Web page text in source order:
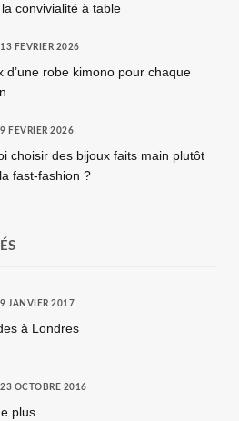
convivialité à table
13 FÉVRIER 2026
d’une robe kimono pour chaque
9 FÉVRIER 2026
choisir des bijoux faits main plutôt
fast-fashion ?
9 JANVIER 2017
à Londres
23 OCTOBRE 2016
plus